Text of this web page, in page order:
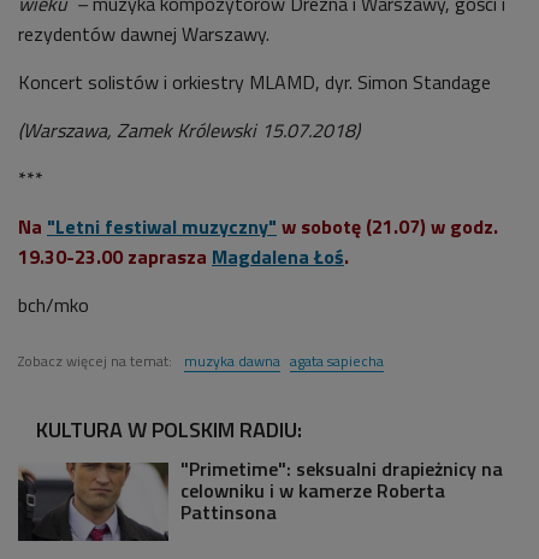
rezydentów dawnej Warszawy.
Koncert solistów i orkiestry MLAMD, dyr. Simon Standage
(Warszawa, Zamek Królewski 15.07.2018)
***
Na "Letni festiwal muzyczny" w sobotę (21.07) w godz.
19.30-23.00 zaprasza Magdalena Łoś.
bch/mko
Zobacz więcej na temat: muzyka dawna agata sapiecha
KULTURA W POLSKIM RADIU:
"Primetime": seksualni drapieżnicy na
celowniku i w kamerze Roberta
Pattinsona